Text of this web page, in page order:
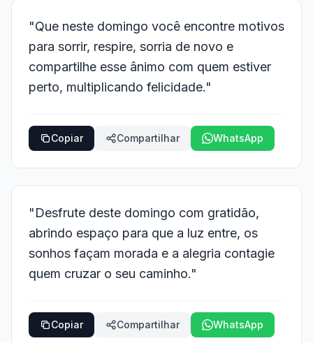
"Que neste domingo você encontre motivos
para sorrir, respire, sorria de novo e
compartilhe esse ânimo com quem estiver
perto, multiplicando felicidade."
Copiar Compartilhar WhatsApp
"Desfrute deste domingo com gratidão,
abrindo espaço para que a luz entre, os
sonhos façam morada e a alegria contagie
quem cruzar o seu caminho."
Copiar Compartilhar WhatsApp